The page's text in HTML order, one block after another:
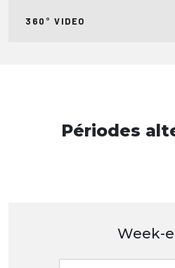
360° VIDEO
Périodes
Week-